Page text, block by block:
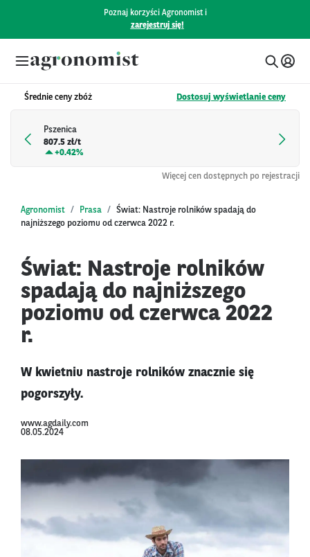
Poznaj korzyści Agronomist i
zarejestruj się!
Średnie ceny zbóż Dostosuj wyświetlanie ceny
Pszenica
807.5 zł/t
+0.42%
Więcej cen dostępnych po rejestracji
Agronomist Prasa
Świat: Nastroje rolników spadają do
najniższego poziomu od czerwca 2022 r.
Świat: Nastroje rolników
spadają do najniższego
poziomu od czerwca 2022
r.
W kwietniu nastroje rolników znacznie się
pogorszyły.
www.agdaily.com
08.05.2024